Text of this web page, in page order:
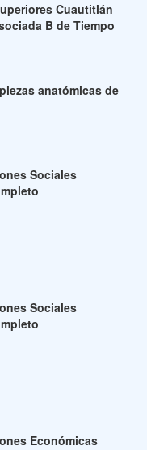
Cuautitlán
B de Tiempo
anatómicas de
Sociales
Sociales
Económicas